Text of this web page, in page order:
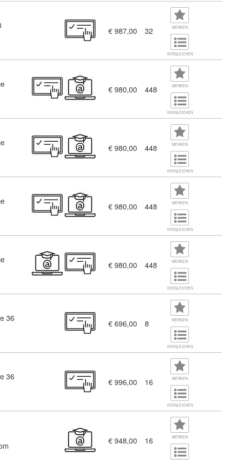
€ 987,00 32 MERKEN
VERGLEICHEN
Medienfachkräfte im Schwerpunkt Grafik und
€ 980,00 448 MERKEN
VERGLEICHEN
€ 980,00 448 MERKEN
VERGLEICHEN
Grafik und Print (10444935)
€ 980,00 448 MERKEN
VERGLEICHEN
€ 980,00 448 MERKEN
VERGLEICHEN
36
€ 696,00 8 MERKEN
VERGLEICHEN
36
€ 996,00 16 MERKEN
VERGLEICHEN
€ 948,00 16 MERKEN